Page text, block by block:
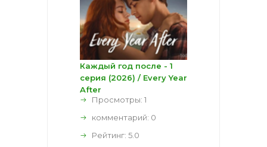
Каждый год после - 1
серия (2026) / Every Year
After
Просмотры: 1
комментарий: 0
Рейтинг: 5.0